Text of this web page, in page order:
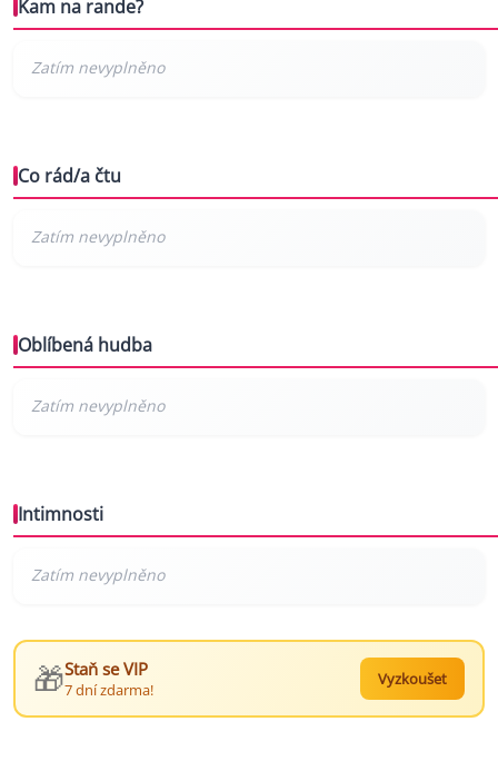
Kam na rande?
Co rád/a čtu
Oblíbená hudba
Intimnosti
🎁Staň se VIP
7 dní zdarma!
Vyzkoušet